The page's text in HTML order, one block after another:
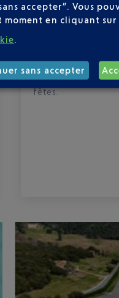
NOËL
CÔTE D’AZUR
Cette année, la
vos terminaux
grands. Laissez-
fêtes.
accepter”. Vous
en cliquant sur
sans accepter